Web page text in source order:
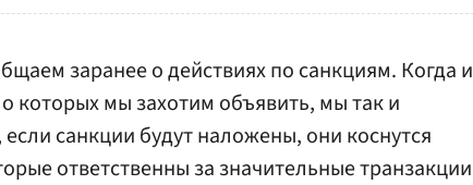
заранее о действиях по санкциям. Когда и
которых мы захотим объявить, мы так и
санкции будут наложены, они коснутся
ответственны за значительные транзакции